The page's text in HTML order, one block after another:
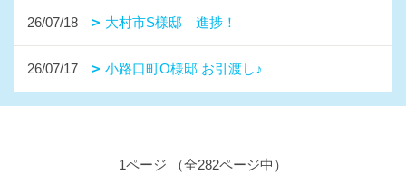
26/07/18 大村市S様邸 進捗！
26/07/17 小路口町O様邸 お引渡し♪
1ページ （全282ページ中）